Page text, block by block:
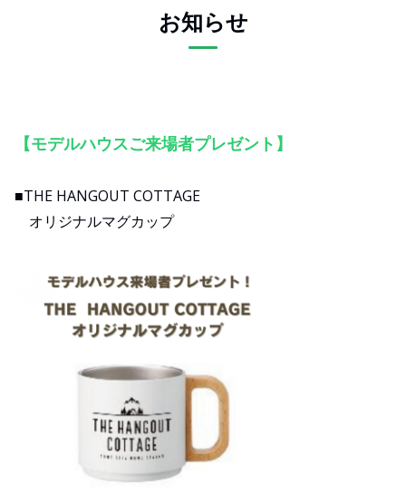
お知らせ
【モデルハウスご来場者プレゼント】
■THE HANGOUT COTTAGE
オリジナルマグカップ